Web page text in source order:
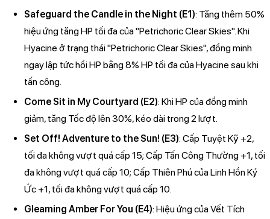
Safeguard the Candle in the Night (E1): Tăng thêm 50%
hiệu ứng tăng HP tối đa của "Petrichoric Clear Skies". Khi
Hyacine ở trạng thái "Petrichoric Clear Skies", đồng minh
ngay lập tức hồi HP bằng 8% HP tối đa của Hyacine sau khi
tấn công.
Come Sit in My Courtyard (E2): Khi HP của đồng minh
giảm, tăng Tốc độ lên 30%, kéo dài trong 2 lượt.
Set Off! Adventure to the Sun! (E3): Cấp Tuyệt Kỹ +2,
tối đa không vượt quá cấp 15; Cấp Tấn Công Thường +1, tối
đa không vượt quá cấp 10; Cấp Thiên Phú của Linh Hồn Ký
Ức +1, tối đa không vượt quá cấp 10.
Gleaming Amber For You (E4): Hiệu ứng của Vết Tích